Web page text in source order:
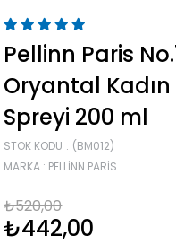
Pellinn Paris
Oryantal
Spreyi 200 ml
STOK KODU
(BM012)
MARKA : PELLINN PARIS
₺520,00
₺442,00